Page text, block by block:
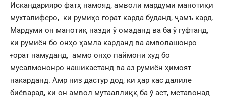
Искандарияро фатҳ намояд, амволи мардуми манотиқи
мухталиферо, ки румиҳо ғорат карда буданд, ҷамъ кард.
Мардуми он манотиқ назди ў омаданд ва ба ў гуфтанд,
ки румиён бо онҳо ҳамла карданд ва амволашонро
ғорат намуданд, аммо онҳо паймони худ бо
мусалмононро нашикастанд ва аз румиён ҳимоят
накарданд. Амр низ дастур дод, ки ҳар кас далиле
биёварад, ки он амвол мутааллиққ ба ў аст, метавонад